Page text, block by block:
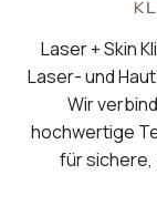
Laser + Skin
Laser- und
Wir
hochwertige
für sichere,